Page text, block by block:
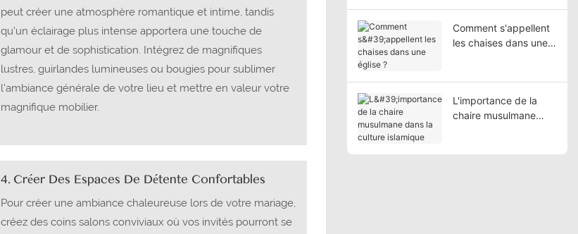
peut créer une atmosphère romantique et intime, tandis
qu'un éclairage plus intense apportera une touche de
glamour et de sophistication. Intégrez de magnifiques
lustres, guirlandes lumineuses ou bougies pour sublimer
l'ambiance générale de votre lieu et mettre en valeur votre
magnifique mobilier.
4. Créer Des Espaces De Détente Confortables
Pour créer une ambiance chaleureuse lors de votre mariage,
créez des coins salons conviviaux où vos invités pourront se
Comment s'appellent
les chaises dans une
L'importance de la
chaire musulmane